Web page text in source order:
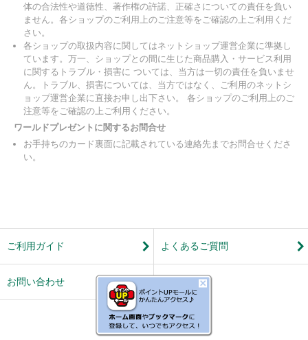
体の合法性や道徳性、著作権の許諾、正確さについての責任を負い
ません。各ショップのご利用上のご注意等をご確認の上ご利用くだ
さい。
各ショップの取扱内容に関してはネットショップ運営企業に準拠し
ています。万一、ショップとの間に生じた商品購入・サービス利用
に関するトラブル・損害に ついては、当方は一切の責任を負いませ
ん。トラブル、損害については、当方ではなく、ご利用のネットシ
ョップ運営企業に直接お申し出下さい。 各ショップのご利用上のご
注意等をご確認の上ご利用ください。
ワールドプレゼントに関するお問合せ
お手持ちのカード裏面に記載されている連絡先までお問合せくださ
い。
ご利用ガイド よくあるご質問
お問い合わせ